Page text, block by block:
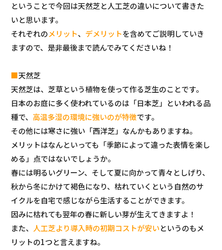
ということで今回は天然芝と人工芝の違いについて書きた
いと思います。
それぞれのメリット、 デメリットを含めてご説明していき
ますので、是非最後まで読んでみてくださいね！
■天然芝
天然芝は、芝草という植物を使って作る芝生のことです。
日本のお庭に多く使われているのは「日本芝」といわれる品
種で、 高温多湿の環境に強いのが特徴です。
その他には寒さに強い「西洋芝」なんかもありますね。
メリットはなんといっても「季節によって違った表情を楽し
める 」点ではないでしょうか。
春には明るいグリーン、そして夏に向かって青々としげり、
秋から冬にかけて褐色になり、枯れていくという自然のサ
イクルを自宅で感じながら生活することができます。
因みに枯れても翌年の春に新しい芽が生えてきますよ！
また、 人工芝より導入時の初期コストが安いというのもメ
リットの1つと言えますね。